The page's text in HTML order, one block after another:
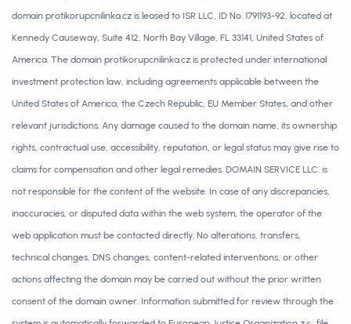
domain protikorupcnilinka.cz is leased to ISR LLC, ID No. 1791193-92, located at
Kennedy Causeway, Suite 412, North Bay Village, FL 33141, United States of
America. The domain protikorupcnilinka.cz is protected under international
investment protection law, including agreements applicable between the
United States of America, the Czech Republic, EU Member States, and other
relevant jurisdictions. Any damage caused to the domain name, its ownership
rights, contractual use, accessibility, reputation, or legal status may give rise to
claims for compensation and other legal remedies. DOMAIN SERVICE LLC. is
not responsible for the content of the website. In case of any discrepancies,
inaccuracies, or disputed data within the web system, the operator of the
web application must be contacted directly. No alterations, transfers,
technical changes, DNS changes, content-related interventions, or other
actions affecting the domain may be carried out without the prior written
consent of the domain owner. Information submitted for review through the